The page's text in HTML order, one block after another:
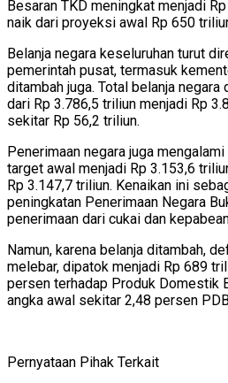
Besaran TKD meningkat menjadi
naik dari proyeksi awal Rp 650
Belanja negara keseluruhan turut
pemerintah pusat, termasuk
ditambah juga. Total belanja negara
dari Rp 3.786,5 triliun menjadi Rp
sekitar Rp 56,2 triliun.
Penerimaan negara juga
target awal menjadi Rp 3.153,6
Rp 3.147,7 triliun. Kenaikan ini
peningkatan Penerimaan Negara
penerimaan dari cukai dan
Namun, karena belanja ditambah,
melebar, dipatok menjadi Rp 689
persen terhadap Produk Domestik
angka awal sekitar 2,48 persen
Pernyataan Pihak Terkait